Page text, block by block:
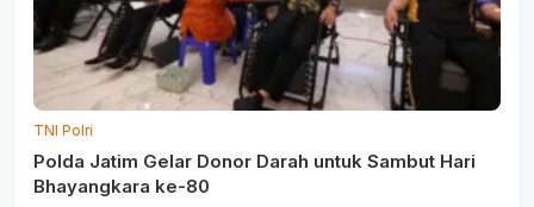
TNI Polri
Polda Jatim Gelar Donor Darah untuk Sambut Hari
Bhayangkara ke-80